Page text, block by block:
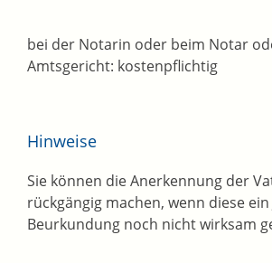
bei der Notarin oder beim Notar
Amtsgericht: kostenpflichtig
Hinweise
Sie können die Anerkennung der
rückgängig machen, wenn diese
Beurkundung noch nicht wirksam